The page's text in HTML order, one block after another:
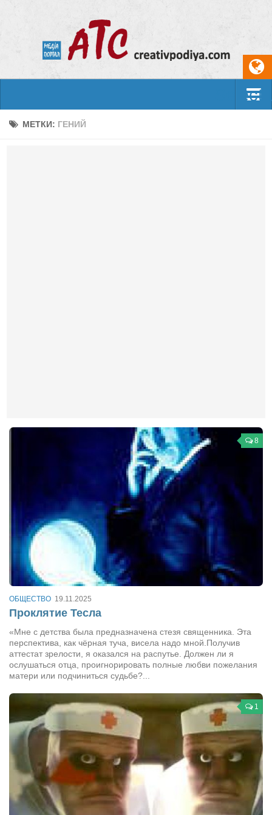
События
Деньги
Здоровье
Здоровый образ жизни
Сам себе доктор
Активный отдых
Досье
Арт-менеджеры
Лариса Ильченко
Орест Коваль
Тамара Кубракова
Елена Мельник
Вера Паненко
Семён Салатенко
Сергей Шепилов
Актёры
МЕТКИ: ГЕНИЙ
8
ОБЩЕСТВО 19.11.2025
Проклятие Тесла
«Мне с детства была предназначена стезя священника. Эта
перспектива, как чёрная туча, висела надо мной.Получив
аттестат зрелости, я оказался на распутье. Должен ли я
ослушаться отца, проигнорировать полные любви пожелания
матери или подчиниться судьбе?...
1